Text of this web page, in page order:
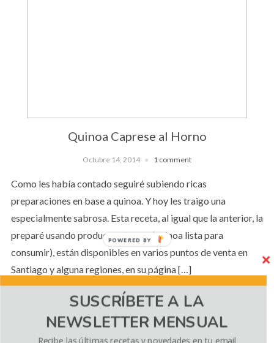
Quinoa Caprese al Horno
Octubre 14, 2014 1 comment
Como les había contado seguiré subiendo ricas
preparaciones en base a quinoa. Y hoy les traigo una
especialmente sabrosa. Esta receta, al igual que la anterior, la
preparé usando productos Bocali (quinoa lista para
consumir), están disponibles en varios puntos de venta en
Santiago y alguna regiones, en su página […]
CONTINUE READING
SUSCRÍBETE A LA
NEWSLETTER MENSUAL
POWERED BY